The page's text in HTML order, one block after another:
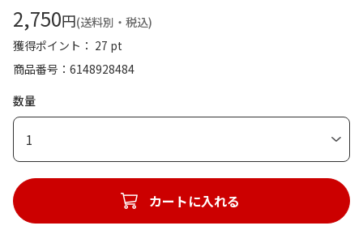
2,750円(送料別・税込)
獲得ポイント： 27 pt
商品番号
6148928484
数量
1
カートに入れる